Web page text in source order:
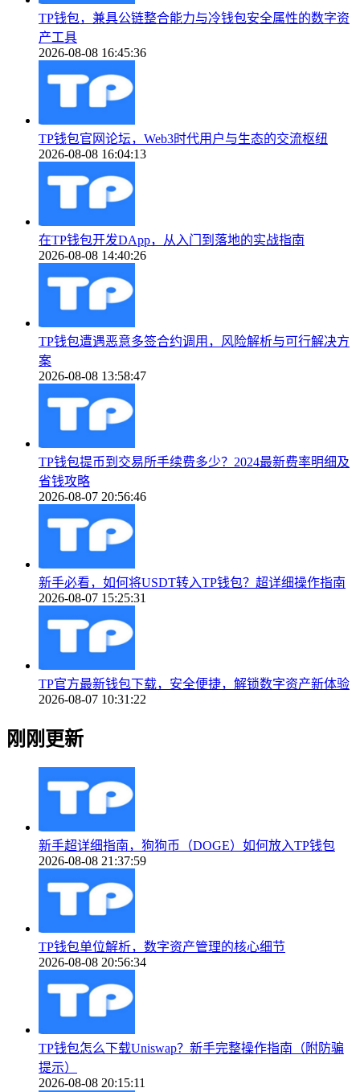
TP钱包，兼具公链整合能力与冷钱包安全属性的数字资
产工具
2026-08-08 16:45:36
TP钱包官网论坛，Web3时代用户与生态的交流枢纽
2026-08-08 16:04:13
在TP钱包开发DApp，从入门到落地的实战指南
2026-08-08 14:40:26
TP钱包遭遇恶意多签合约调用，风险解析与可行解决方
案
2026-08-08 13:58:47
TP钱包提币到交易所手续费多少？2024最新费率明细及
省钱攻略
2026-08-07 20:56:46
新手必看，如何将USDT转入TP钱包？超详细操作指南
2026-08-07 15:25:31
TP官方最新钱包下载，安全便捷，解锁数字资产新体验
2026-08-07 10:31:22
刚刚更新
新手超详细指南，狗狗币（DOGE）如何放入TP钱包
2026-08-08 21:37:59
TP钱包单位解析，数字资产管理的核心细节
2026-08-08 20:56:34
TP钱包怎么下载Uniswap？新手完整操作指南（附防骗
提示）
2026-08-08 20:15:11